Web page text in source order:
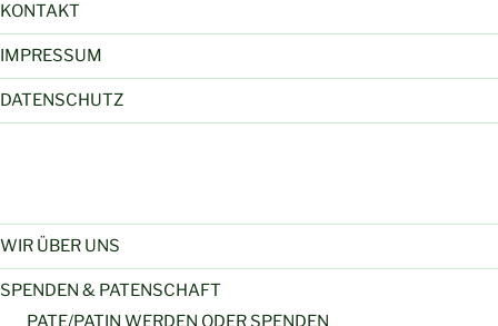
KONTAKT
IMPRESSUM
DATENSCHUTZ
WIR ÜBER UNS
SPENDEN & PATENSCHAFT
PATE/PATIN WERDEN ODER SPENDEN